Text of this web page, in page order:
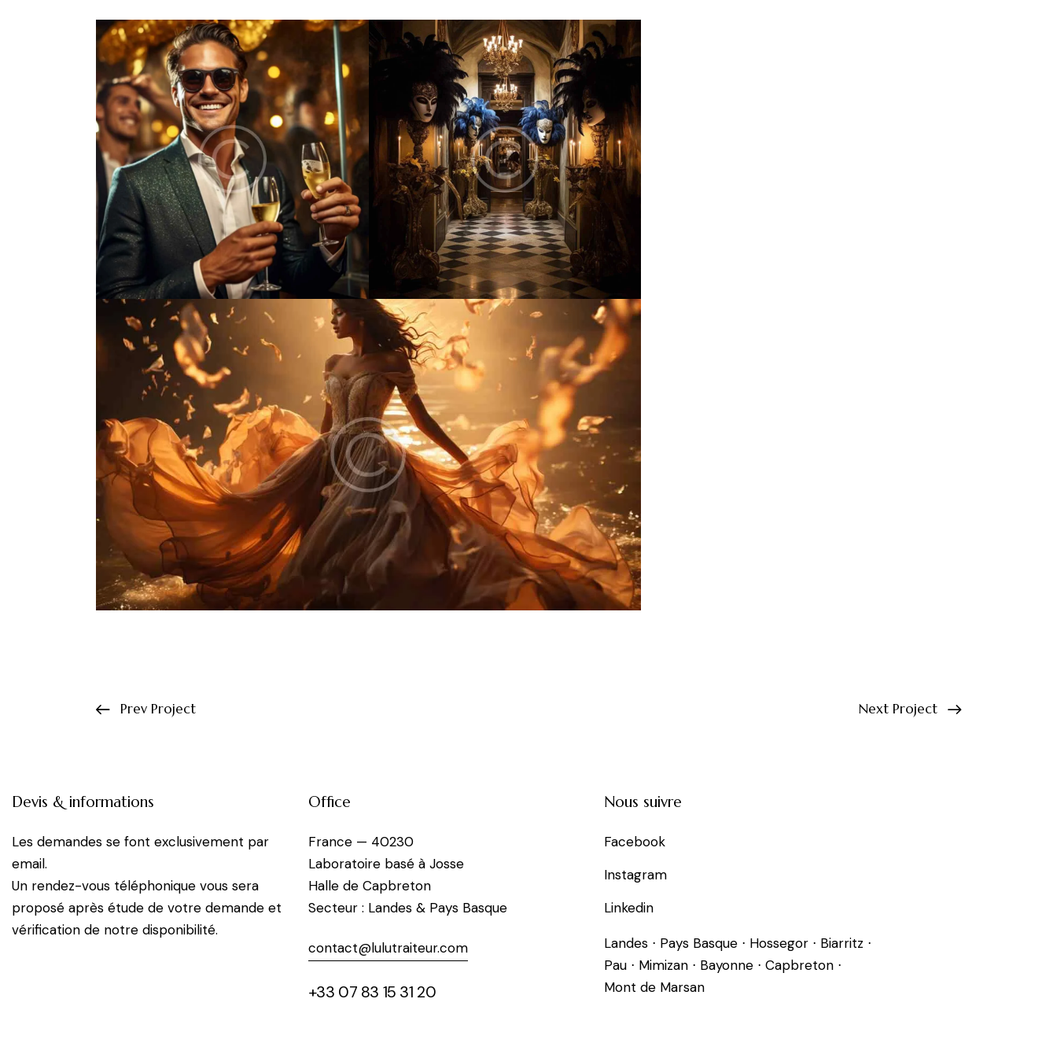
Prev Project Next Project
Devis & informations
Les demandes se font exclusivement par
email.
Un rendez-vous téléphonique vous sera
proposé après étude de votre demande et
vérification de notre disponibilité.
Office
France — 40230
Laboratoire basé à Josse
Halle de Capbreton
Secteur : Landes & Pays Basque
contact@lulutraiteur.com
+33 07 83 15 31 20
Nous suivre
Facebook
Instagram
Linkedin
Landes ⋅ Pays Basque ⋅ Hossegor ⋅ Biarritz ⋅
Pau ⋅ Mimizan ⋅ Bayonne ⋅ Capbreton ⋅
Mont de Marsan